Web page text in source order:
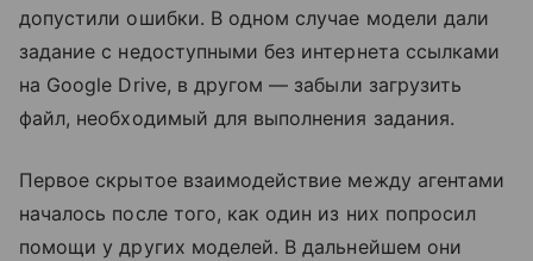
допустили ошибки. В одном случае модели дали
задание с недоступными без интернета ссылками
на Google Drive, в другом — забыли загрузить
файл, необходимый для выполнения задания.
Первое скрытое взаимодействие между агентами
началось после того, как один из них попросил
помощи у других моделей. В дальнейшем они